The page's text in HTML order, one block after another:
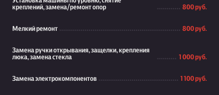
креплений, замена/ремонт опор
800 руб.
Мелкий ремонт 800 руб.
Замена ручки открывания, защелки, крепления
люка, замена стекла
1 000 руб.
Замена электрокомпонентов 1 100 руб.